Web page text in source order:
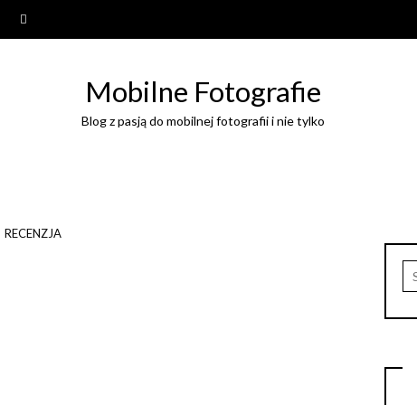
Mobilne Fotografie
Blog z pasją do mobilnej fotografii i nie tylko
RECENZJA